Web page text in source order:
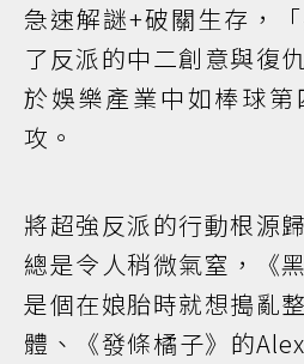
急速解謎+破關生存，
了反派的中二創意與復
於娛樂產業中如棒球
攻。
將超強反派的行動根源
總是令人稍微氣窒，《
是個在娘胎時就想搗亂
體、《發條橘子》的